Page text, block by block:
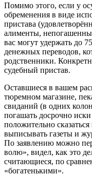
Помимо этого, если у
обременения в виде
пристава
алименты,
вас могут удержать до
денежных переводов,
родственники.
судебный пристав.
Оставшиеся в вашем
тюремном магазине,
свиданий (в одних
погашать досрочно
положительно
выписывать газеты и
По заявлению можно
волю», видел, как это
считающиеся, по
«богатенькими».